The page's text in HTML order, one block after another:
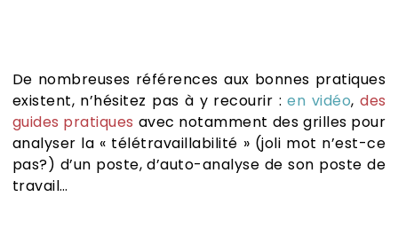
De nombreuses références aux bonnes pratiques
existent, n’hésitez pas à y recourir :en vidéo, des
guides pratiques avec notamment des grilles pour
analyser la « télétravaillabilité » (joli mot n’est-ce
pas?) d’un poste, d’auto-analyse de son poste de
travail…